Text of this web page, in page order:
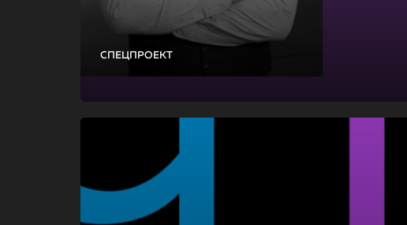
СПЕЦПРОЕКТ